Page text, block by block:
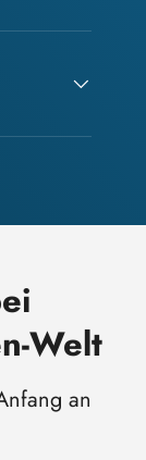
Welt
an